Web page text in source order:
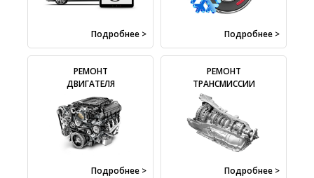
Подробнее >
Подробнее >
РЕМОНТ
ТРАНСМИССИИ
Подробнее >
РЕМОНТ
ДВИГАТЕЛЯ
Подробнее >